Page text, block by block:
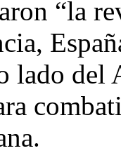
“la
lado del